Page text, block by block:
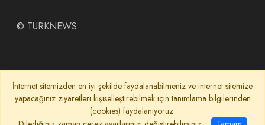
© TURKNEWS
İnternet sitemizden en iyi şekilde faydalanabilmeniz ve internet sitemize
yapacağınız ziyaretleri kişiselleştirebilmek için tanımlama bilgilerinden
(cookies) faydalanıyoruz.